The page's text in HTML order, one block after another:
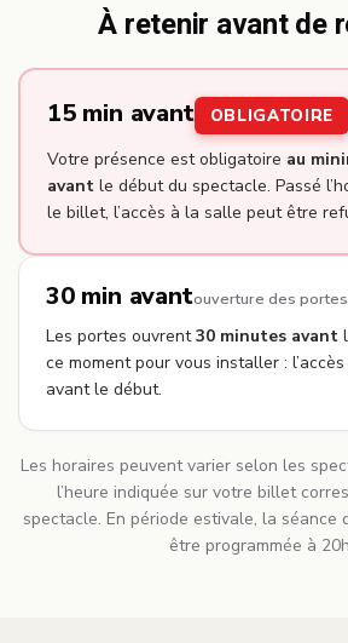
À retenir avant de
15 min avant
OBLIGATOIRE
Votre présence est obligatoire au
avant le début du spectacle. Passé
le billet, l’accès à la salle peut être
30 min avantouverture des portes
Les portes ouvrent30 minutes avant
ce moment pour vous installer :
avant le début.
Les horaires peuvent varier selon les
l’heure indiquée sur votre billet
spectacle. En période estivale, la séance
être programmée à